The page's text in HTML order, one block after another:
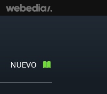
NUEVO